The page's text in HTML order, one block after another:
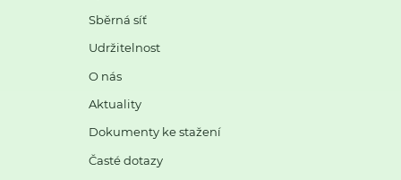
Sběrná síť
Udržitelnost
O nás
Aktuality
Dokumenty ke stažení
Časté dotazy